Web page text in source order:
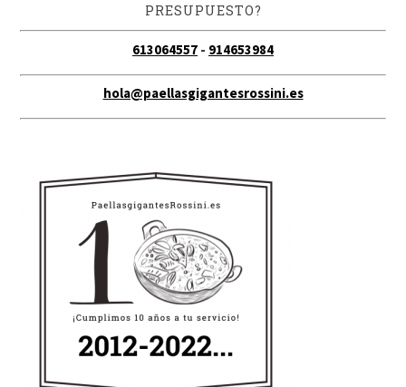
PRESUPUESTO?
613064557 - 914653984
hola@paellasgigantesrossini.es